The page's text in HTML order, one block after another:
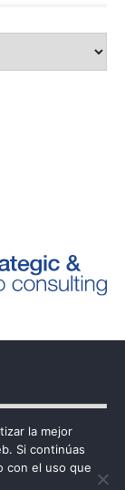
la mejor
Si continúas
con el uso que